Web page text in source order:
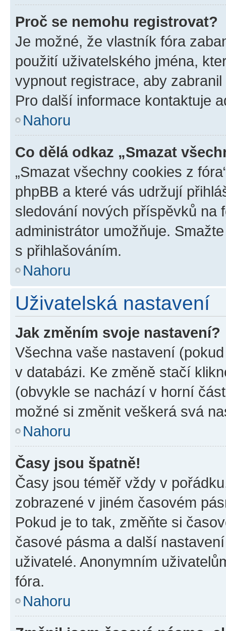
Proč se nemohu registrovat?
Je možné, že vlastník fóra
použití uživatelského jména,
vypnout registrace, aby
Pro další informace kontaktuje
Nahoru
Co dělá odkaz „Smazat
„Smazat všechny cookies z
phpBB a které vás udržují
sledování nových příspěvků na
administrátor umožňuje.
s přihlašováním.
Nahoru
Uživatelská nastavení
Jak změním svoje nastavení?
Všechna vaše nastavení
v databázi. Ke změně stačí
(obvykle se nachází v horní
možné si změnit veškerá svá
Nahoru
Časy jsou špatně!
Časy jsou téměř vždy v
zobrazené v jiném časovém
Pokud je to tak, změňte si
časové pásma a další
uživatelé. Anonymním
fóra.
Nahoru